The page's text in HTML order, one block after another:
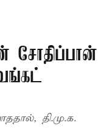
தி.மு.க.